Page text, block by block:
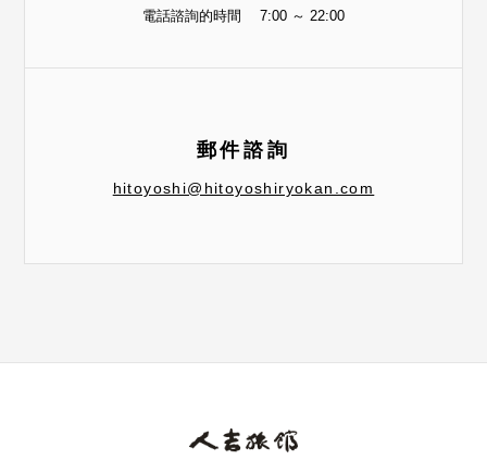
電話諮詢的時間 7:00 ～ 22:00
郵件諮詢
hitoyoshi@hitoyoshiryokan.com